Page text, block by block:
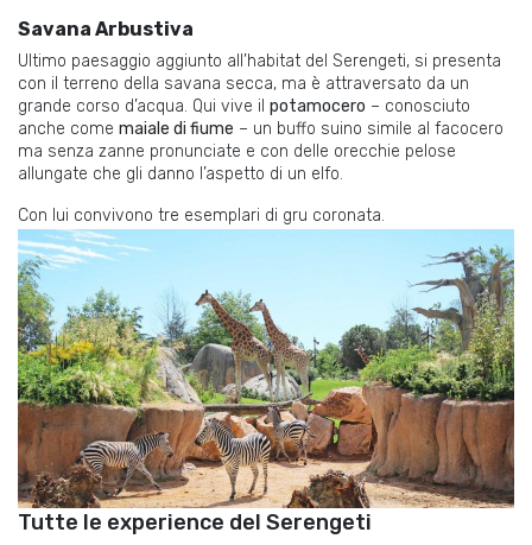
Savana Arbustiva
Ultimo paesaggio aggiunto all’habitat del Serengeti, si presenta
con il terreno della savana secca, ma è attraversato da un
grande corso d’acqua. Qui vive il potamocero – conosciuto
anche come maiale di fiume – un buffo suino simile al facocero
ma senza zanne pronunciate e con delle orecchie pelose
allungate che gli danno l’aspetto di un elfo.
Con lui convivono tre esemplari di gru coronata.
Tutte le experience del Serengeti